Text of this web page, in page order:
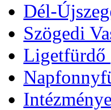
Dél-
Szögedi
Ligetfürdő